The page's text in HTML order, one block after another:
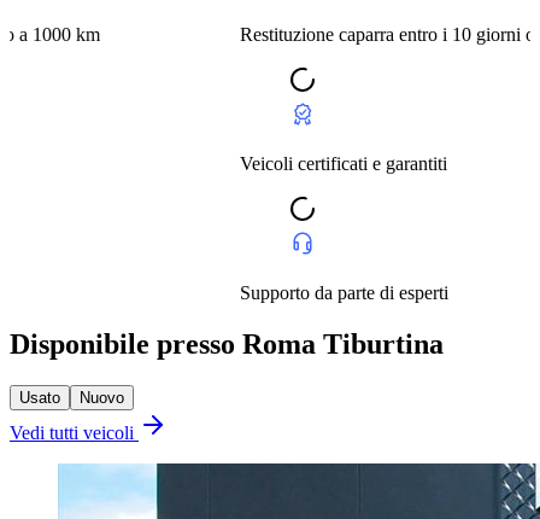
Restituzione caparra entro i 10 giorni o a 1000 km
Veicoli certificati e garantiti
Supporto da parte di esperti
Disponibile presso Roma Tiburtina
Usato Nuovo
Vedi tutti veicoli